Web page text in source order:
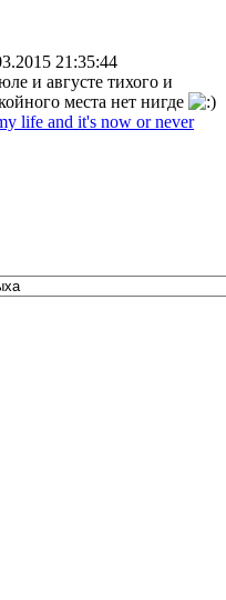
21:35:44
и августе тихого и
места нет нигде
life and it's now or never